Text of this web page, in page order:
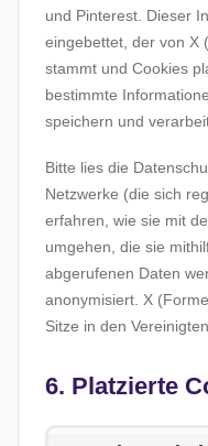
und Pinterest. Dieser
eingebettet, der von X
stammt und Cookies
bestimmte
speichern und
Bitte lies die
Netzwerke (die sich
erfahren, wie sie mit
umgehen, die sie
abgerufenen Daten
anonymisiert. X
Sitze in den
6. Platzierte